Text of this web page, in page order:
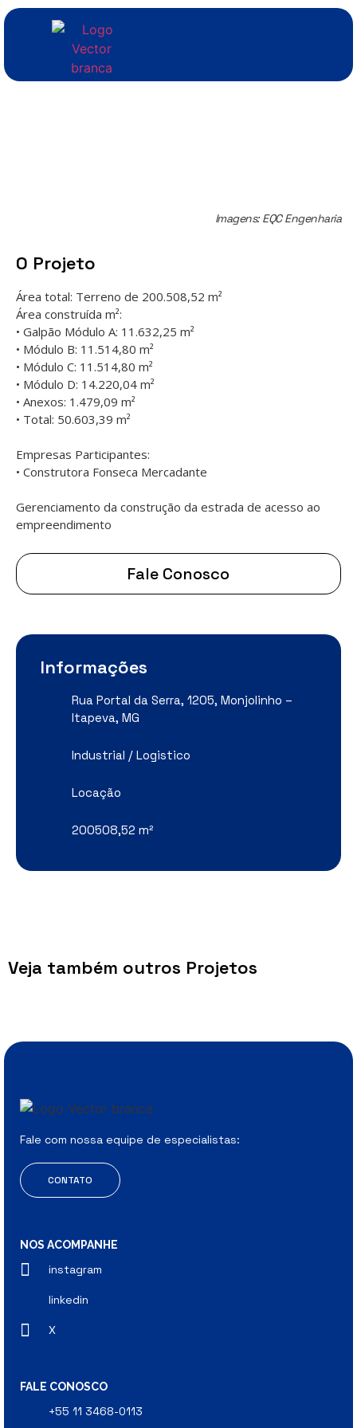
Imagens: EQC Engenharia
O Projeto
Área total: Terreno de 200.508,52 m²
Área construída m²:
• Galpão Módulo A: 11.632,25 m²
• Módulo B: 11.514,80 m²
• Módulo C: 11.514,80 m²
• Módulo D: 14.220,04 m²
• Anexos: 1.479,09 m²
• Total: 50.603,39 m²
Empresas Participantes:
• Construtora Fonseca Mercadante
Gerenciamento da construção da estrada de acesso ao
empreendimento
Fale Conosco
Informações
Rua Portal da Serra, 1205, Monjolinho –
Itapeva, MG
Industrial / Logistico
Locação
200508,52 m²
Veja também outros Projetos
Fale com nossa equipe de especialistas:
CONTATO
NOS ACOMPANHE
instagram
linkedin
X
FALE CONOSCO
+55 11 3468-0113